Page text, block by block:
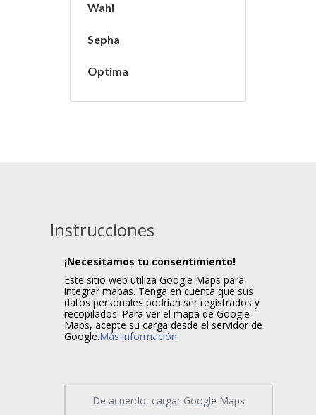
Wahl
Sepha
Optima
Instrucciones
¡Necesitamos tu consentimiento!
Este sitio web utiliza Google Maps para
integrar mapas. Tenga en cuenta que sus
datos personales podrían ser registrados y
recopilados. Para ver el mapa de Google
Maps, acepte su carga desde el servidor de
Google.Más información
De acuerdo, cargar Google Maps